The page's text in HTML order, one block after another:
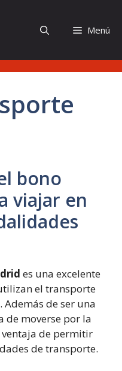
Menú
bono
viajar en
es una excelente
el transporte
de ser una
de moverse por la
de permitir
de transporte.